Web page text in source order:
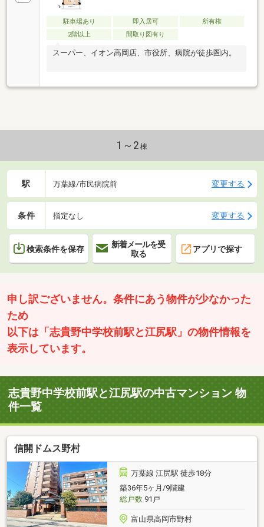
駐車場あり 即入居可
所有権
2階以上
間取り図有り
スーパー、イオン高岡店、市役所、病院が徒歩圏内。
1～2 棟
駅 万葉線/市民病院前 変更する
条件 指定なし 変更する
検索条件を保存
新着メールを受
取る
アプリで探す
申し訳ございません。条件にあう物件が少なかった
ため
以下は「志貴野中学校前駅と江尻駅」の物件情報を
表示しています。
志貴野中学校前駅と江尻駅の中古マンション 物
件一覧
信開ドムス野村
万葉線 江尻駅 徒歩18分
築36年5ヶ月/9階建
総戸数91戸
富山県高岡市野村